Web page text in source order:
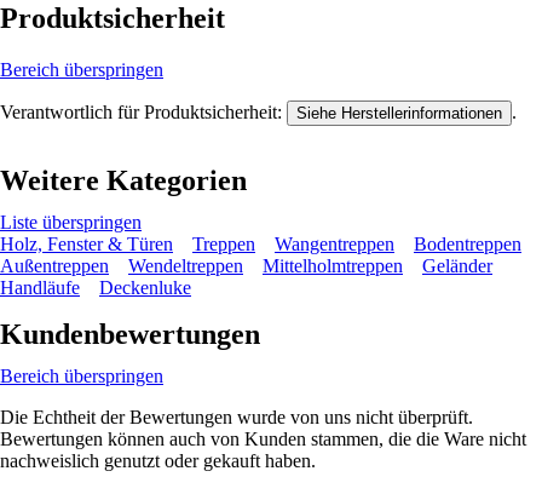
Produktsicherheit
Bereich überspringen
Verantwortlich für Produktsicherheit: Siehe Herstellerinformationen .
Weitere Kategorien
Liste überspringen
Holz, Fenster & Türen
Treppen Wangentreppen
Bodentreppen
Außentreppen
Wendeltreppen Mittelholmtreppen
Geländer
Handläufe
Deckenluke
Kundenbewertungen
Bereich überspringen
Die Echtheit der Bewertungen wurde von uns nicht überprüft.
Bewertungen können auch von Kunden stammen, die die Ware nicht
nachweislich genutzt oder gekauft haben.